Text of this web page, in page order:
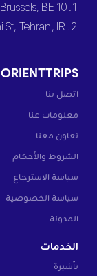
1. 10 Rue d’Albanie, 1060 Brussels, BE
2. L2, 141 Taleghani St, Tehran, IR
ORIENTTRIPS
اتصل بنا
معلومات عنا
تعاون معنا
الشروط والأحكام
سياسة الاسترجاع
سياسة الخصوصية
المدونة
الخدمات
تأشيرة